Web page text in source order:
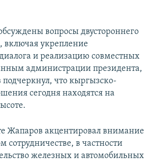
вопросы двустороннего
включая укрепление
и реализацию совместных
администрации президента,
что кыргызско-
сегодня находятся на
Жапаров акцентировал внимание
сотрудничестве, в частности
железных и автомобильных